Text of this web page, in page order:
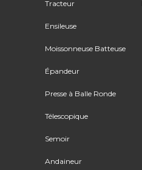
Tracteur
Ensileuse
Moissonneuse Batteuse
Épandeur
Presse à Balle Ronde
Télescopique
Semoir
Andaineur